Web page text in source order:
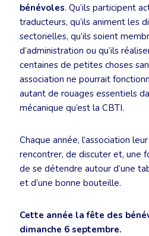
bénévoles. Qu’ils participent
traducteurs, qu’ils animent les
sectorielles, qu’ils soient
d’administration ou qu’ils
centaines de petites choses
association ne pourrait
autant de rouages essentiels
mécanique qu’est la CBTI.
Chaque année, l’association
rencontrer, de discuter et, une
de se détendre autour d’une
et d’une bonne bouteille.
Cette année la fête des
dimanche 6 septembre.